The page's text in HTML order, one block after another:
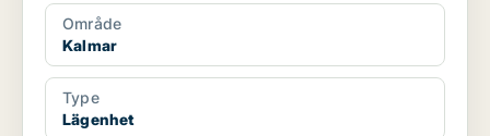
Område
Kalmar
Type
Lägenhet